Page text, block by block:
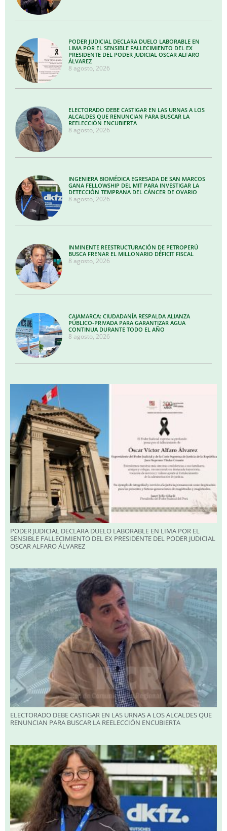
PODER JUDICIAL DECLARA DUELO LABORABLE EN
LIMA POR EL SENSIBLE FALLECIMIENTO DEL EX
PRESIDENTE DEL PODER JUDICIAL OSCAR ALFARO
ÁLVAREZ
8 agosto, 2026
ELECTORADO DEBE CASTIGAR EN LAS URNAS A LOS
ALCALDES QUE RENUNCIAN PARA BUSCAR LA
REELECCIÓN ENCUBIERTA
8 agosto, 2026
INGENIERA BIOMÉDICA EGRESADA DE SAN MARCOS
GANA FELLOWSHIP DEL MIT PARA INVESTIGAR LA
DETECCIÓN TEMPRANA DEL CÁNCER DE OVARIO
8 agosto, 2026
INMINENTE REESTRUCTURACIÓN DE PETROPERÚ
BUSCA FRENAR EL MILLONARIO DÉFICIT FISCAL
8 agosto, 2026
CAJAMARCA: CIUDADANÍA RESPALDA ALIANZA
PÚBLICO-PRIVADA PARA GARANTIZAR AGUA
CONTINUA DURANTE TODO EL AÑO
8 agosto, 2026
PODER JUDICIAL DECLARA DUELO LABORABLE EN LIMA POR EL
SENSIBLE FALLECIMIENTO DEL EX PRESIDENTE DEL PODER JUDICIAL
OSCAR ALFARO ÁLVAREZ
ELECTORADO DEBE CASTIGAR EN LAS URNAS A LOS ALCALDES QUE
RENUNCIAN PARA BUSCAR LA REELECCIÓN ENCUBIERTA